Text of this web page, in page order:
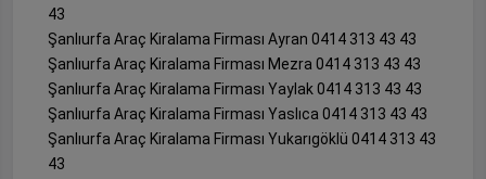
43
Şanlıurfa Araç Kiralama Firması Ayran 0414 313 43 43
Şanlıurfa Araç Kiralama Firması Mezra 0414 313 43 43
Şanlıurfa Araç Kiralama Firması Yaylak 0414 313 43 43
Şanlıurfa Araç Kiralama Firması Yaslıca 0414 313 43 43
Şanlıurfa Araç Kiralama Firması Yukarıgöklü 0414 313 43
43